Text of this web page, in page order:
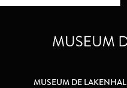
MUSEUM DE LAKENHAL